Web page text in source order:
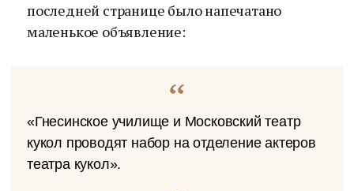
последней странице было напечатано
маленькое объявление:
«Гнесинское училище и Московский театр
кукол проводят набор на отделение актеров
театра кукол».